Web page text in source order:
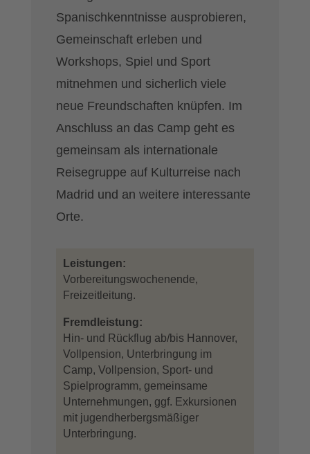
Spanischkenntnisse ausprobieren,
Gemeinschaft erleben und
Workshops, Spiel und Sport
mitnehmen und sicherlich viele
neue Freundschaften knüpfen. Im
Anschluss an das Camp geht es
gemeinsam als internationale
Reisegruppe auf Kulturreise nach
Madrid und an weitere interessante
Orte.
Leistungen:
Vorbereitungswochenende,
Freizeitleitung.
Fremdleistung:
Hin- und Rückflug ab/bis Hannover,
Vollpension, Unterbringung im
Camp, Vollpension, Sport- und
Spielprogramm, gemeinsame
Unternehmungen, ggf. Exkursionen
mit jugendherbergsmäßiger
Unterbringung.